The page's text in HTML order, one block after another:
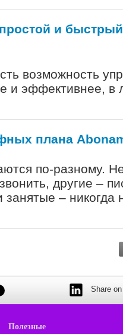
и
возможность
и эффективнее, в
плана
по-разному.
другие –
– никогда
Share
Полезные